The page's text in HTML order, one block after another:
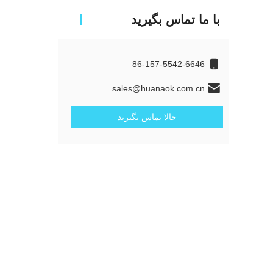
با ما تماس بگیرید
86-157-5542-6646
sales@huanaok.com.cn
حالا تماس بگیرید